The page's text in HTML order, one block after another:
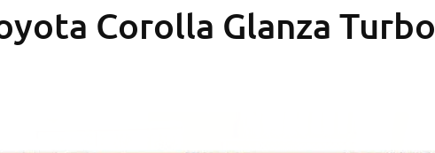
Corolla Glanza Turbo